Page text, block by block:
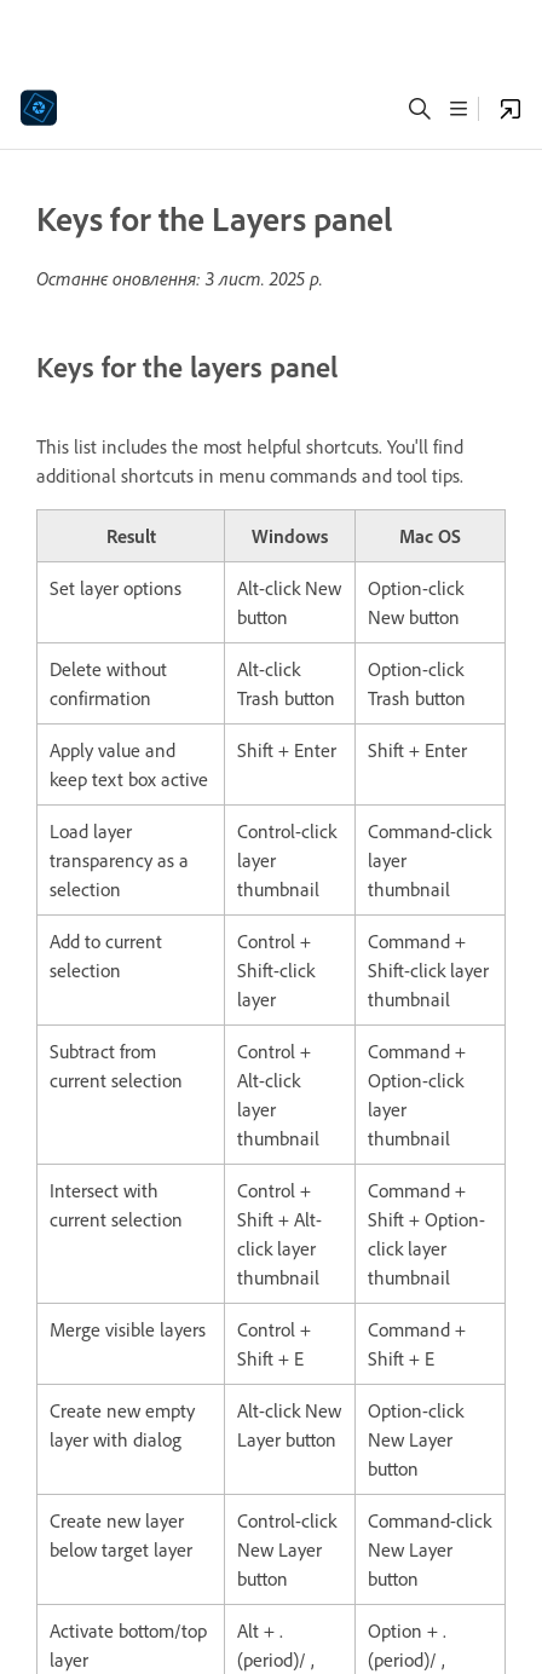
Keys for the Layers panel
Останнє оновлення: 3 лист. 2025 р.
Keys for the layers panel
This list includes the most helpful shortcuts. You'll find
additional shortcuts in menu commands and tool tips.
Result Windows Mac OS
Set layer options
Alt-click New
button
Option-click
New button
Delete without
confirmation
Alt-click
Trash button
Option-click
Trash button
Apply value and
keep text box active
Shift + Enter Shift + Enter
Load layer
transparency as a
selection
Control-click
layer
thumbnail
Command-click
layer
thumbnail
Add to current
selection
Control +
Shift-click
layer
Command +
Shift-click layer
thumbnail
Subtract from
current selection
Control +
Alt-click
layer
thumbnail
Command +
Option-click
layer
thumbnail
Intersect with
current selection
Control +
Shift + Alt-
click layer
thumbnail
Command +
Shift + Option-
click layer
thumbnail
Merge visible layers
Control +
Shift + E
Command +
Shift + E
Create new empty
layer with dialog
Alt-click New
Layer button
Option-click
New Layer
button
Create new layer
below target layer
Control-click
New Layer
button
Command-click
New Layer
button
Activate bottom/top
layer
Alt + .
(period)/ ,
Option + .
(period)/ ,